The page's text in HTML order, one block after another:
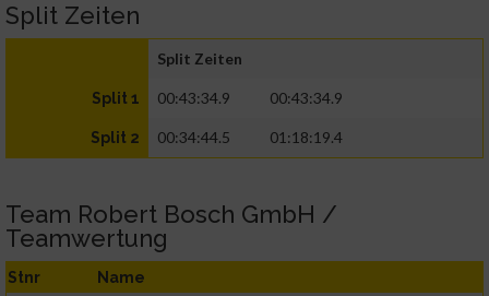
Split Zeiten
Split Zeiten
Split 1 00:43:34.9 00:43:34.9
Split 2 00:34:44.5 01:18:19.4
Team Robert Bosch GmbH /
Teamwertung
Stnr Name